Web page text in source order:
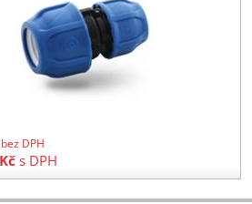
bez DPH
Kč s DPH